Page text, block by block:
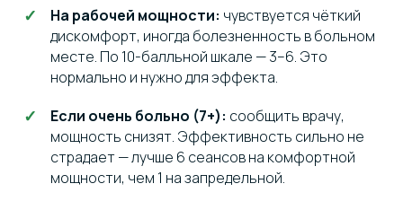
На рабочей мощности: чувствуется чёткий
дискомфорт, иногда болезненность в больном
месте. По 10-балльной шкале — 3–6. Это
нормально и нужно для эффекта.
Если очень больно (7+): сообщить врачу,
мощность снизят. Эффективность сильно не
страдает — лучше 6 сеансов на комфортной
мощности, чем 1 на запредельной.